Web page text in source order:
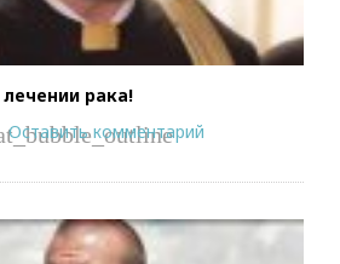
рака!
Оставить комментарий